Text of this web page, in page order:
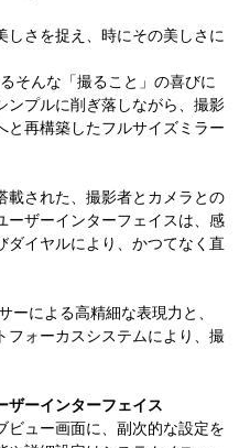
さを捉え、時にその美しさに
そんな「撮ること」の喜びに
ンプルに削ぎ落しながら、撮影
と再構築したフルサイズミラー
載された、撮影者とカメラとの
ーザーインターフェイスは、感
ダイヤルにより、かつてなく直
ーによる高精細な表現力と、
フォーカスシステムにより、撮
ザーインターフェイス
ビュー画面に、副次的な設定を